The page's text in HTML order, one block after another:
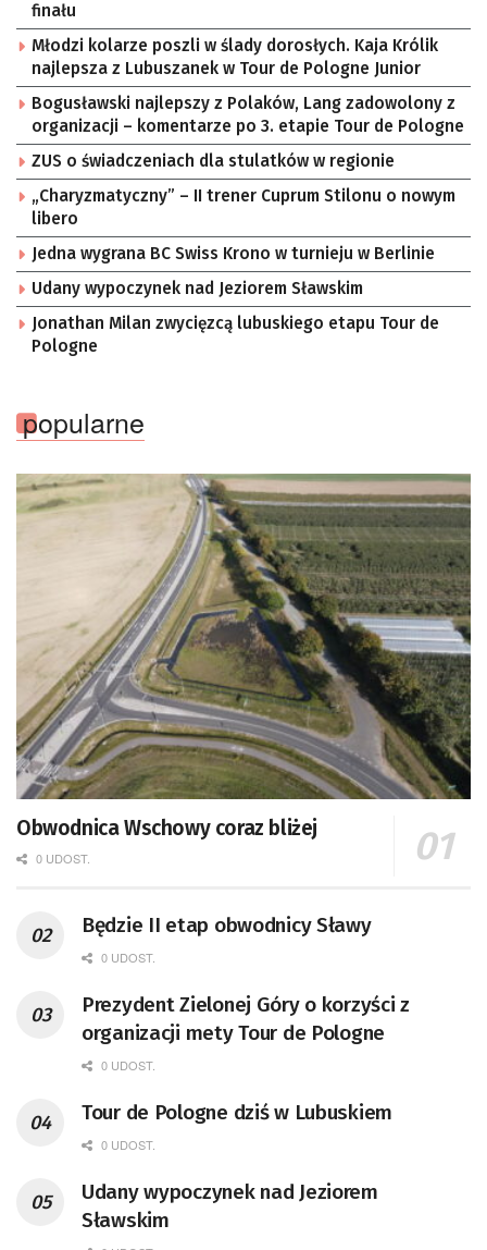
finału
Młodzi kolarze poszli w ślady dorosłych. Kaja Królik
najlepsza z Lubuszanek w Tour de Pologne Junior
Bogusławski najlepszy z Polaków, Lang zadowolony z
organizacji – komentarze po 3. etapie Tour de Pologne
ZUS o świadczeniach dla stulatków w regionie
„Charyzmatyczny” – II trener Cuprum Stilonu o nowym
libero
Jedna wygrana BC Swiss Krono w turnieju w Berlinie
Udany wypoczynek nad Jeziorem Sławskim
Jonathan Milan zwycięzcą lubuskiego etapu Tour de
Pologne
popularne
Obwodnica Wschowy coraz bliżej
0 UDOST.
Będzie II etap obwodnicy Sławy
0 UDOST.
Prezydent Zielonej Góry o korzyści z
organizacji mety Tour de Pologne
0 UDOST.
Tour de Pologne dziś w Lubuskiem
0 UDOST.
Udany wypoczynek nad Jeziorem
Sławskim